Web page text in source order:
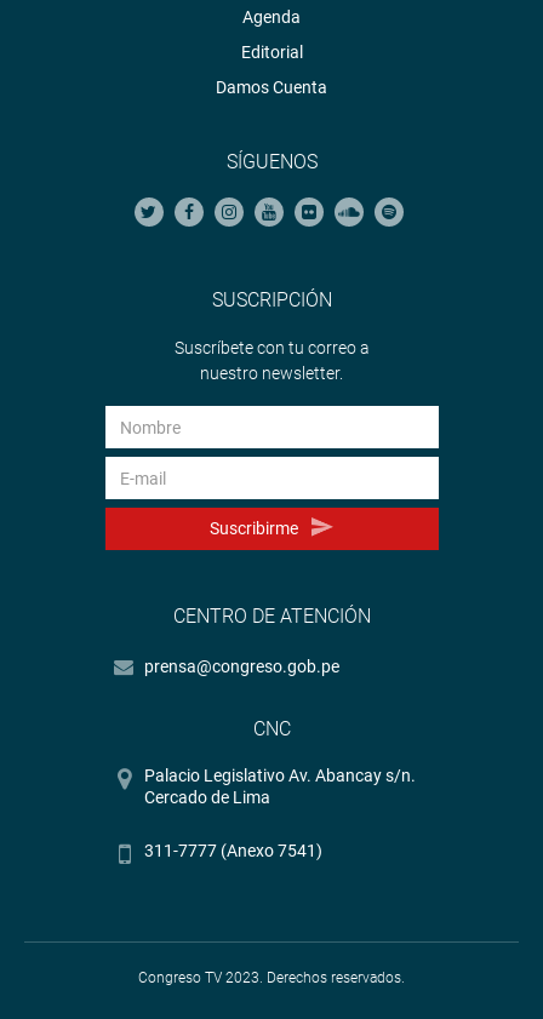
Agenda
Editorial
Damos Cuenta
SÍGUENOS
SUSCRIPCIÓN
Suscríbete con tu correo a
nuestro newsletter.
Suscribirme
CENTRO DE ATENCIÓN
prensa@congreso.gob.pe
CNC
Palacio Legislativo Av. Abancay s/n.
Cercado de Lima
311-7777 (Anexo 7541)
Congreso TV 2023. Derechos reservados.